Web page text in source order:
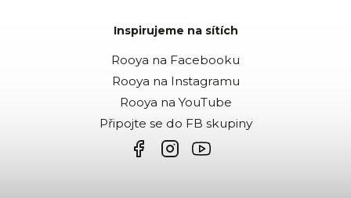
Inspirujeme na sítích
Rooya na Facebooku
Rooya na Instagramu
Rooya na YouTube
Připojte se do FB skupiny